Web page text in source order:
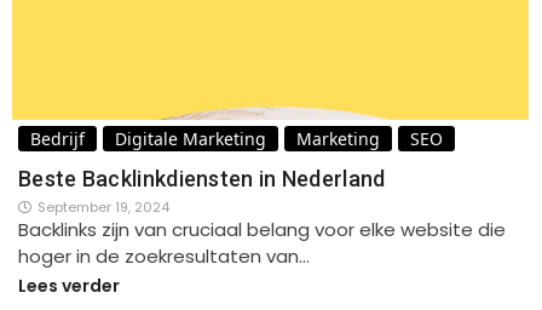
Bedrijf Digitale Marketing Marketing SEO
Beste Backlinkdiensten in Nederland
September 19, 2024
Backlinks zijn van cruciaal belang voor elke website die
hoger in de zoekresultaten van…
Lees verder